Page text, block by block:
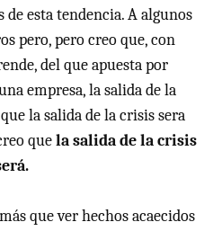
de esta tendencia. A algunos
pero, pero creo que, con
del que apuesta por
empresa, la salida de la
la salida de la crisis sera
quela salida de la crisis
que ver hechos acaecidos